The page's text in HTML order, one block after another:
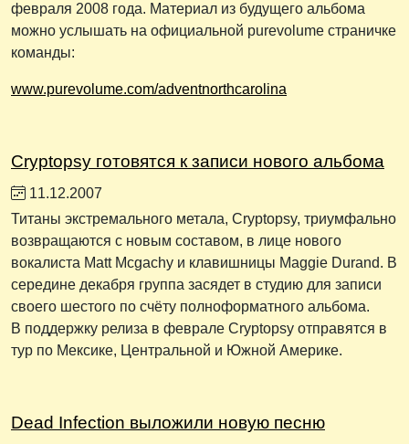
февраля 2008 года. Материал из будущего альбома
можно услышать на официальной purevolume страничке
команды:
www.purevolume.com/adventnorthcarolina
Cryptopsy готовятся к записи нового альбома
11.12.2007
Титаны экстремального метала, Cryptopsy, триумфально
возвращаются с новым составом, в лице нового
вокалиста Matt Mcgachy и клавишницы Maggie Durand. В
середине декабря группа засядет в студию для записи
своего шестого по счёту полноформатного альбома.
В поддержку релиза в феврале Cryptopsy отправятся в
тур по Мексике, Центральной и Южной Америке.
Dead Infection выложили новую песню